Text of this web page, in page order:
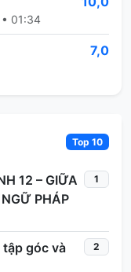
01:34
7,0
Top 10
12 – GIỮA
PHÁP
1
góc và
2